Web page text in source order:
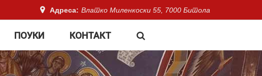
Адреса: Влатко Миленкоски 55, 7000 Битола
ПОУКИ КОНТАКТ